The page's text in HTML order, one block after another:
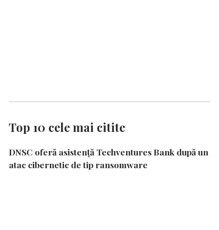
Top 10 cele mai citite
DNSC oferă asistență Techventures Bank după un
atac cibernetic de tip ransomware